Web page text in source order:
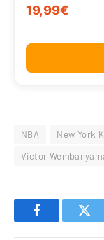
19,99€
NBA New York
Victor
Facebook